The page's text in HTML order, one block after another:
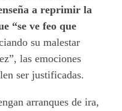
a reprimir la
“se ve feo que
su malestar
las emociones
ser justificadas.
arranques de ira,